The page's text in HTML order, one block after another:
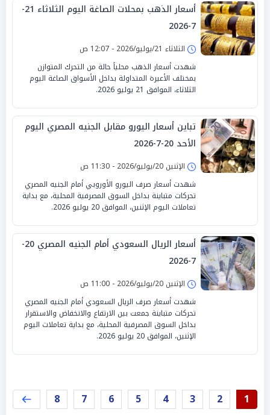
أسعار الذهب بمحلات الصاغة اليوم الثلاثاء 21-
7-2026
الثلاثاء 21/يوليو/2026 - 12:07 ص
شهدت أسعار الذهب محلياً حالة من التحرك المتوازن
بمختلف الأعيرة المتداولة بداخل الأسواق الصاغة اليوم
الثلاثاء، الموافق 21 يوليو 2026.
تباين أسعار اليورو مقابل الجنيه المصري اليوم
الأحد 20-7-2026
الإثنين 20/يوليو/2026 - 11:30 ص
شهدت أسعار صرف اليورو الأوروبي أمام الجنيه المصري
تحركات متباينة بداخل السوق المصرفية المحلية، مع بداية
تعاملات اليوم الإثنين، الموافق 20 يوليو 2026.
أسعار الريال السعودي أمام الجنيه المصري 20-
7-2026
الإثنين 20/يوليو/2026 - 11:00 ص
شهدت أسعار صرف الريال السعودي أمام الجنيه المصري
تحركات متباينة جمعت بين الارتفاع والانخفاض والاستقرار
بداخل السوق المصرفية المحلية، مع بداية تعاملات اليوم
الإثنين، الموافق 20 يوليو 2026.
1
2
3
4
5
6
7
8